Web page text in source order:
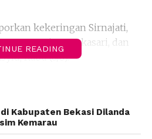
kekeringan Sirnajati,
Nagacipta, Sukasari, dan
Rabu (8/8).
dia, pihaknya telah
ribu liter air bersih. Air itu
hari warga seperti
kebutuhan lainnya.
READING
Kabupaten Bekasi Dilanda
Kemarau